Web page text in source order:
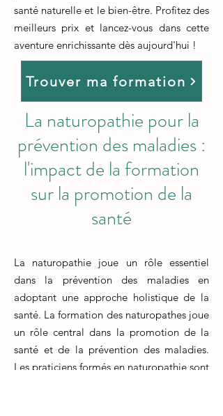
santé naturelle et le bien-être. Profitez des
meilleurs prix et lancez-vous dans cette
aventure enrichissante dès aujourd'hui !
Trouver ma formation
La naturopathie pour la
prévention des maladies :
l'impact de la formation
sur la promotion de la
santé
La naturopathie joue un rôle essentiel
dans la prévention des maladies en
adoptant une approche holistique de la
santé. La formation des naturopathes joue
un rôle central dans la promotion de la
santé et de la prévention des maladies.
Les praticiens formés en naturopathie sont